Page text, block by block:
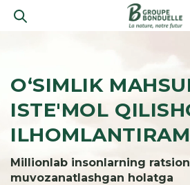
O‘SIMLIK
ISTE'MOL
Millionlab insonlarning
muvozanatlashgan holatga